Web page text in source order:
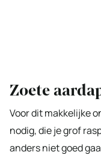
Zoete
Voor dit makkelijke
nodig, die je grof
anders niet goed